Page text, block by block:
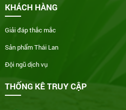
KHÁCH HÀNG
Giải đáp thắc mắc
Sản phẩm Thái Lan
Đội ngũ dịch vụ
THỐNG KÊ TRUY CẬP